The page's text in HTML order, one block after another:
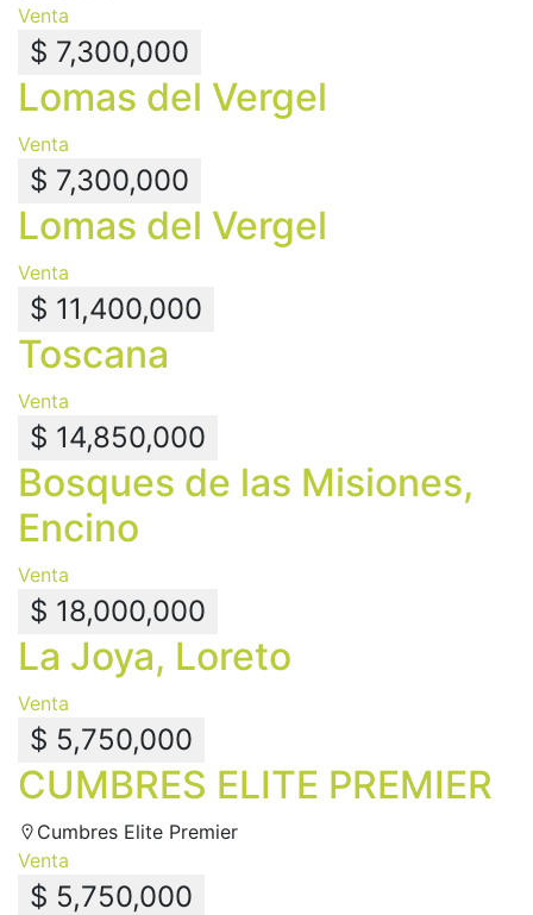
Venta
$ 7,300,000
Lomas del Vergel
Venta
$ 7,300,000
Lomas del Vergel
Venta
$ 11,400,000
Toscana
Venta
$ 14,850,000
Bosques de las Misiones,
Encino
Venta
$ 18,000,000
La Joya, Loreto
Venta
$ 5,750,000
CUMBRES ELITE PREMIER
Cumbres Elite Premier
Venta
$ 5,750,000